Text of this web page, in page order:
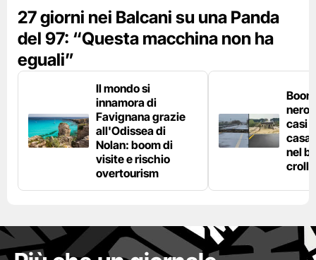
27 giorni nei Balcani su una Panda
del 97: “Questa macchina non ha
eguali”
Il mondo si
innamora di
Favignana grazie
all'Odissea di
Nolan: boom di
visite e rischio
overtourism
nero
casi
casa
nel